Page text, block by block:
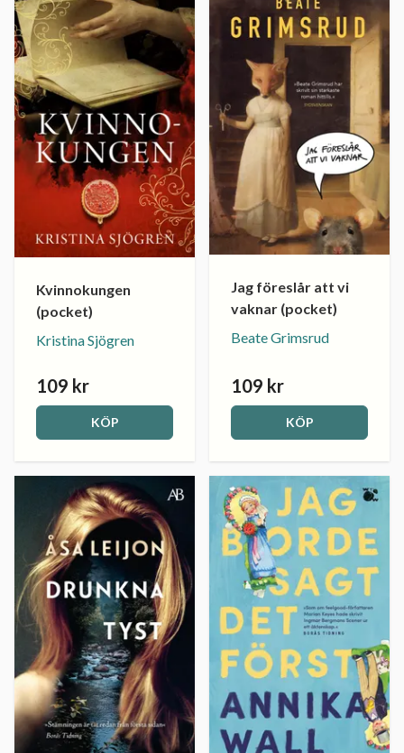
Kvinnokungen
(pocket)
Kristina Sjögren
109 kr
KÖP
Jag föreslår att vi
vaknar (pocket)
Beate Grimsrud
109 kr
KÖP